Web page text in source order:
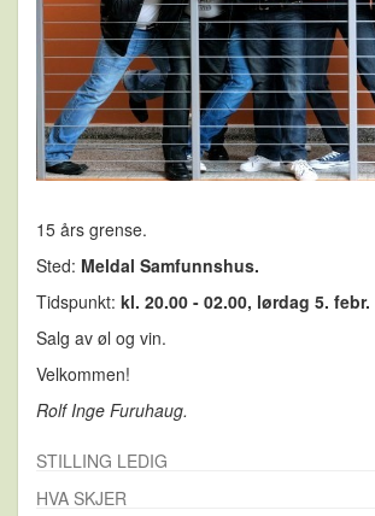
15 års grense.
Sted: Meldal Samfunnshus.
Tidspunkt: kl. 20.00 - 02.00, lørdag 5. febr.
Salg av øl og vin.
Velkommen!
Rolf Inge Furuhaug.
STILLING LEDIG
HVA SKJER